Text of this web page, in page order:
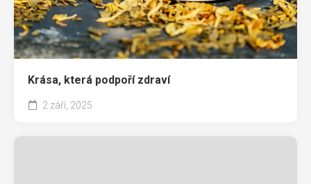
Krása, která podpoří zdraví
2 září, 2025